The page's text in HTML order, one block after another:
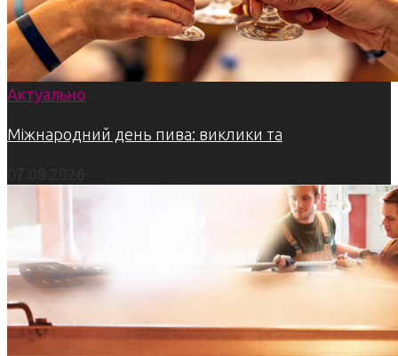
Актуально
Міжнародний день пива: виклики та